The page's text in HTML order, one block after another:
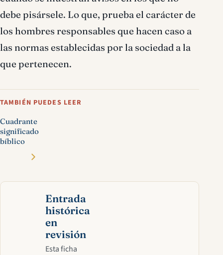
debe pisársele. Lo que, prueba el carácter de
los hombres responsables que hacen caso a
las normas establecidas por la sociedad a la
que pertenecen.
TAMBIÉN PUEDES LEER
Cuadrante
significado
bíblico
Entrada
histórica
en
revisión
Esta ficha